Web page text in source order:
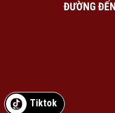
ĐƯỜNG
Tiktok